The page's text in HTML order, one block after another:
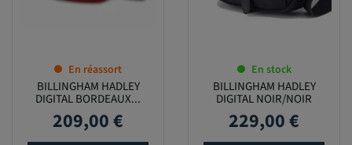
En réassort
BILLINGHAM HADLEY
DIGITAL BORDEAUX...
Prix
209,00 €
En stock
BILLINGHAM HADLEY
DIGITAL NOIR/NOIR
Prix
229,00 €